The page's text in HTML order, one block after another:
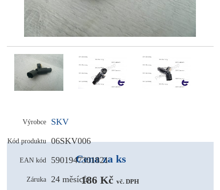
Výrobce SKV
Kód produktu 06SKV006
EAN kód 5901947301821
Záruka 24 měsíců
Cena za ks
186 Kč vč. DPH